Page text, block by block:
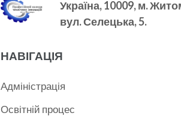
Україна, 10009, м.
вул. Селецька, 5.
НАВІГАЦІЯ
Адміністрація
Освітній процес